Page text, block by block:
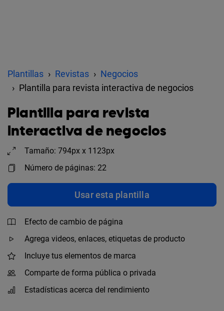
Plantillas Revistas
Negocios
Plantilla para revista interactiva de negocios
Plantilla para revista
interactiva de negocios
Tamaño: 794px x 1123px
Número de páginas: 22
Usar esta plantilla
Efecto de cambio de página
Agrega videos, enlaces, etiquetas de producto
Incluye tus elementos de marca
Comparte de forma pública o privada
Estadísticas acerca del rendimiento